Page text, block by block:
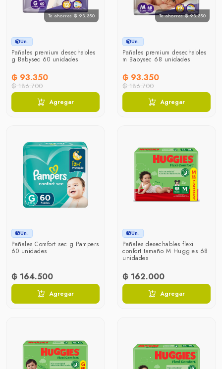
Te ahorras ₲ 93.350
Un.
Pañales premium desechables
g Babysec 60 unidades
₲ 93.350
₲ 186.700
Agregar
Te ahorras ₲ 93.350
Un.
Pañales premium desechables
m Babysec 68 unidades
₲ 93.350
₲ 186.700
Agregar
Un.
Pañales Comfort sec g Pampers
60 unidades
₲ 164.500
Agregar
Un.
Pañales desechables flexi
confort tamaño M Huggies 68
unidades
₲ 162.000
Agregar